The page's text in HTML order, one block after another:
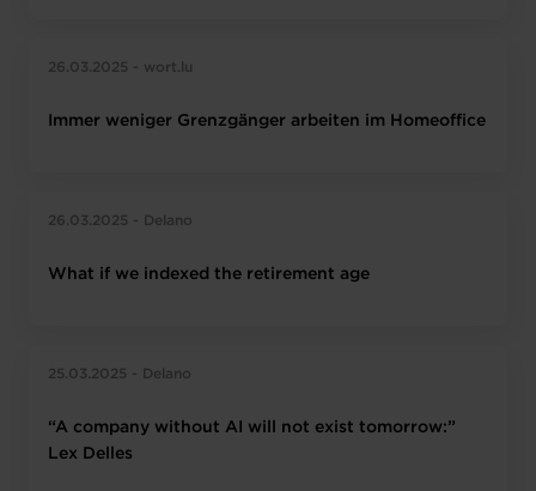
26.03.2025 - wort.lu
Immer weniger Grenzgänger arbeiten im Homeoffice
26.03.2025 - Delano
What if we indexed the retirement age
25.03.2025 - Delano
“A company without AI will not exist tomorrow:”
Lex Delles